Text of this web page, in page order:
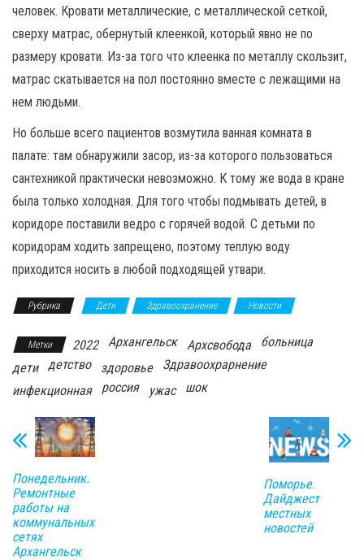
человек. Кровати металлические, с металлической сеткой,
сверху матрас, обернутый клеенкой, который явно не по
размеру кровати. Из-за того что клеенка по металлу скользит,
матрас скатывается на пол постоянно вместе с лежащими на
нем людьми.
Но больше всего пациентов возмутила ванная комната в
палате: там обнаружили засор, из-за которого пользоваться
сантехникой практически невозможно. К тому же вода в кране
была только холодная. Для того чтобы подмывать детей, в
коридоре поставили ведро с горячей водой. С детьми по
коридорам ходить запрещено, поэтому теплую воду
приходится носить в любой подходящей утвари.
Рубрика Дети Здравоохранение Новости
Метки 2022 Архангельск Архсвобода
больница
дети
детство здоровье
Здравоохрарнение
инфекционная
россия ужас шок
Понедельник.
Ремонтные
работы на
коммунальных
сетях
Архангельск
Поморье.
Дайджест
местных
новостей